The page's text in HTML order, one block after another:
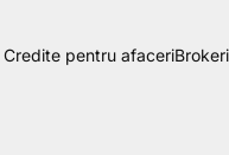
Credite pentru afaceri